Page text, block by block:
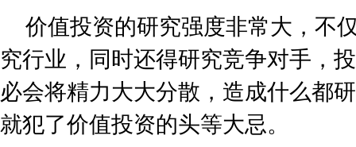
价值投资的研究强度非常大，不
究行业，同时还得研究竞争对手，
必会将精力大大分散，造成什么都
就犯了价值投资的头等大忌。